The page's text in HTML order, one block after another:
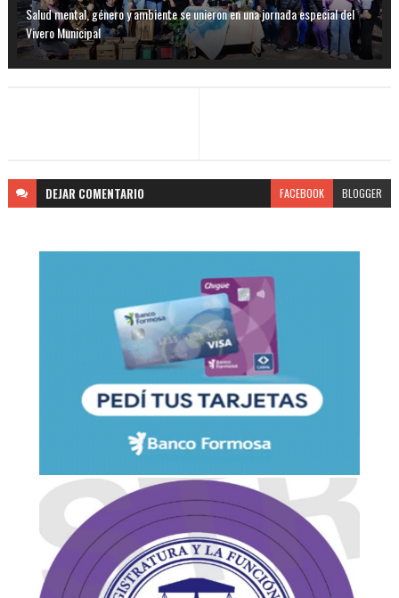
Salud mental, género y ambiente se unieron en una jornada especial del
Vivero Municipal
DEJAR COMENTARIO FACEBOOK BLOGGER